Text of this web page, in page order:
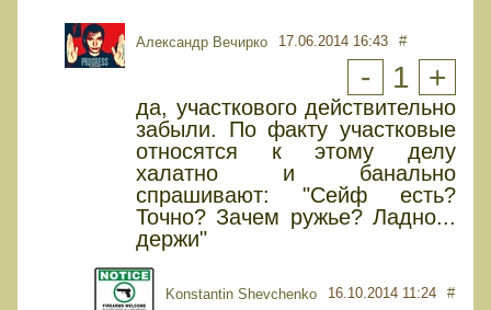
Александр Вечирко 17.06.2014 16:43 #
- 1 +
да, участкового действительно
забыли. По факту участковые
относятся к этому делу
халатно и банально
спрашивают: "Сейф есть?
Точно? Зачем ружье? Ладно...
держи"
Konstantin Shevchenko 16.10.2014 11:24 #